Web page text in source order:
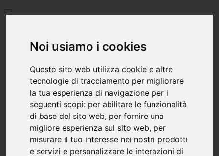
Noi usiamo i cookies
Questo sito web utilizza cookie e altre
tecnologie di tracciamento per migliorare
la tua esperienza di navigazione per i
seguenti scopi: per abilitare le funzionalità
di base del sito web, per fornire una
migliore esperienza sul sito web, per
misurare il tuo interesse nei nostri prodotti
e servizi e personalizzare le interazioni di
Lingua
English
العربية
Български език
Français
Greece
Italiano
Hrvatski
Nederlands
Polski